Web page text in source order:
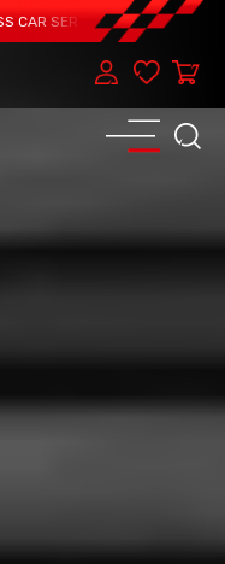
SERVICE, MANUTENÇÃO DO